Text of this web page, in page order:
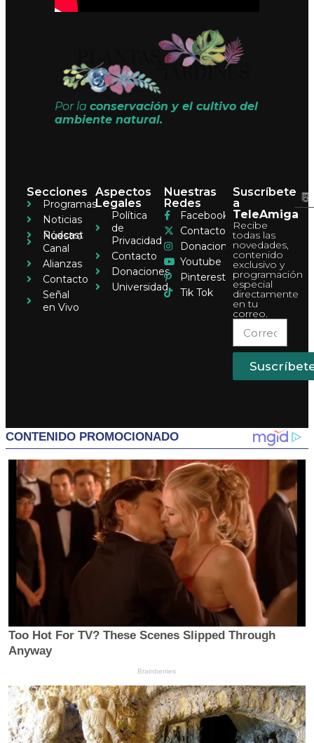
Por la conservación y el cultivo del
ambiente natural.
Secciones
Programas
Noticias
Pódcast
Nuestro
Canal
Alianzas
Contacto
Señal
en Vivo
Aspectos
Legales
Política
de
Privacidad
Contacto
Donaciones
Universidad
Nuestras
Redes
Facebook
Contacto
Donaciones
Youtube
Pinterest
Tik Tok
Suscríbete
a
TeleAmiga
Recibe
todas las
novedades,
contenido
exclusivo y
programación
especial
directamente
en tu
correo.